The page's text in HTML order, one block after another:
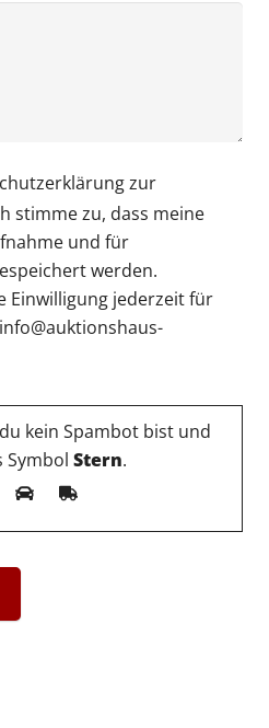
zur
stimme zu, dass meine
und für
werden.
Einwilligung jederzeit für
kein Spambot bist und
Symbol Stern.